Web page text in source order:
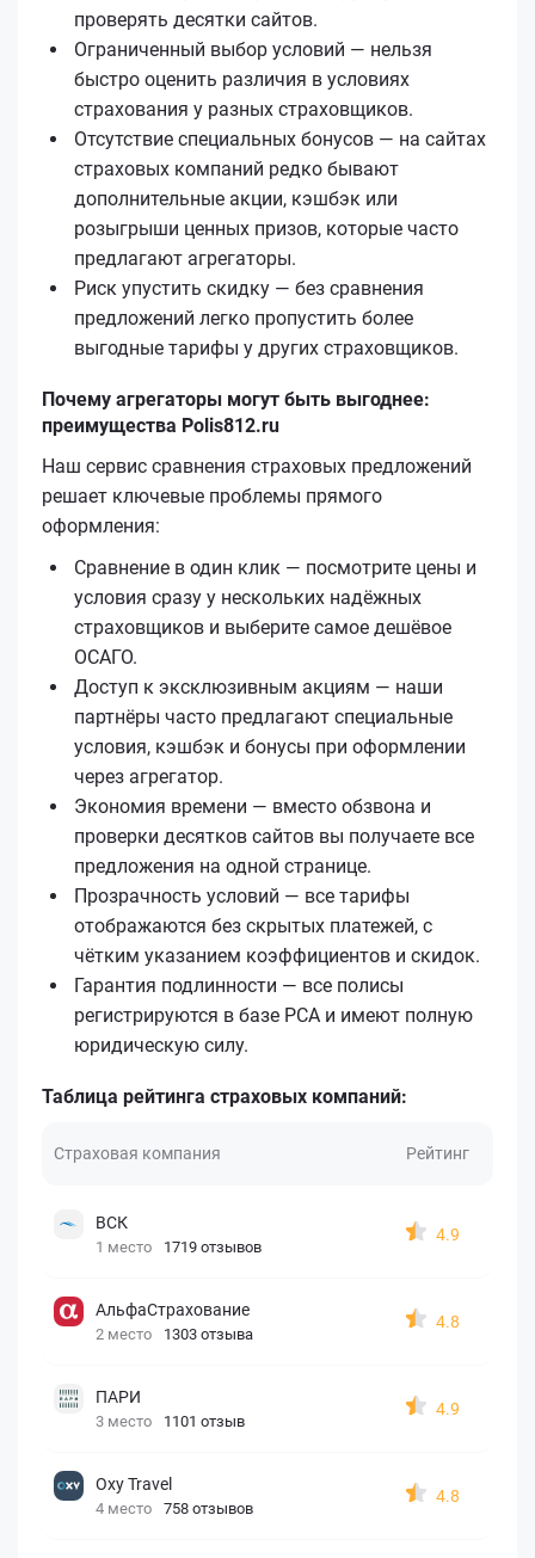
проверять десятки сайтов.
Ограниченный выбор условий — нельзя
быстро оценить различия в условиях
страхования у разных страховщиков.
Отсутствие специальных бонусов — на сайтах
страховых компаний редко бывают
дополнительные акции, кэшбэк или
розыгрыши ценных призов, которые часто
предлагают агрегаторы.
Риск упустить скидку — без сравнения
предложений легко пропустить более
выгодные тарифы у других страховщиков.
Почему агрегаторы могут быть выгоднее:
преимущества Polis812.ru
Наш сервис сравнения страховых предложений
решает ключевые проблемы прямого
оформления:
Сравнение в один клик — посмотрите цены и
условия сразу у нескольких надёжных
страховщиков и выберите самое дешёвое
ОСАГО.
Доступ к эксклюзивным акциям — наши
партнёры часто предлагают специальные
условия, кэшбэк и бонусы при оформлении
через агрегатор.
Экономия времени — вместо обзвона и
проверки десятков сайтов вы получаете все
предложения на одной странице.
Прозрачность условий — все тарифы
отображаются без скрытых платежей, с
чётким указанием коэффициентов и скидок.
Гарантия подлинности — все полисы
регистрируются в базе РСА и имеют полную
юридическую силу.
Таблица рейтинга страховых компаний:
Страховая компания Рейтинг
ВСК
1 место 1719 отзывов
4.9
АльфаСтрахование
2 место 1303 отзыва
4.8
ПАРИ
3 место 1101 отзыв
4.9
Oxy Travel
4 место 758 отзывов
4.8